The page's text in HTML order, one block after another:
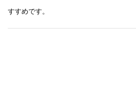
すすめです。